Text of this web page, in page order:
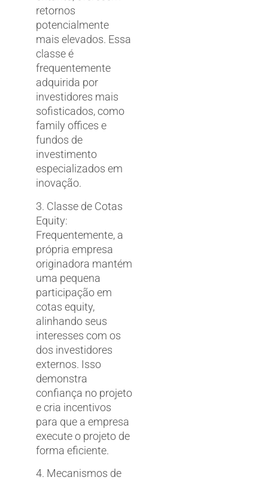
retornos
potencialmente
mais elevados. Essa
classe é
frequentemente
adquirida por
investidores mais
sofisticados, como
family offices e
fundos de
investimento
especializados em
inovação.
3. Classe de Cotas
Equity:
Frequentemente, a
própria empresa
originadora mantém
uma pequena
participação em
cotas equity,
alinhando seus
interesses com os
dos investidores
externos. Isso
demonstra
confiança no projeto
e cria incentivos
para que a empresa
execute o projeto de
forma eficiente.
4. Mecanismos de